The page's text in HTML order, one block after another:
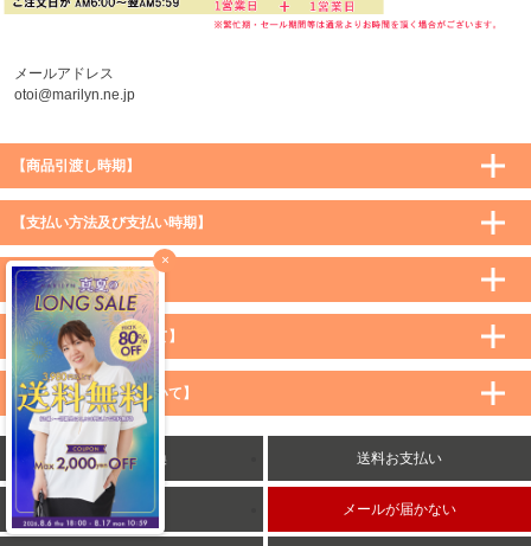
×
メールアドレス
otoi@marilyn.ne.jp
【商品引渡し時期】
【支払い方法及び支払い時期】
【配送方法について】
【宅配便配送料について】
購入価格 ／ 地域 通常 沖縄・離島など一部地域
5,900円（税込）未満
590円（税込）
5,900円（税込）以上
8,500円（税込）以上
【メール便配送料について】
購入価格 ／ 地域
5,900円（税込）未満
5,900円（税込）以上
返品・交換 送料お支払い
会社概要 メールが届かない